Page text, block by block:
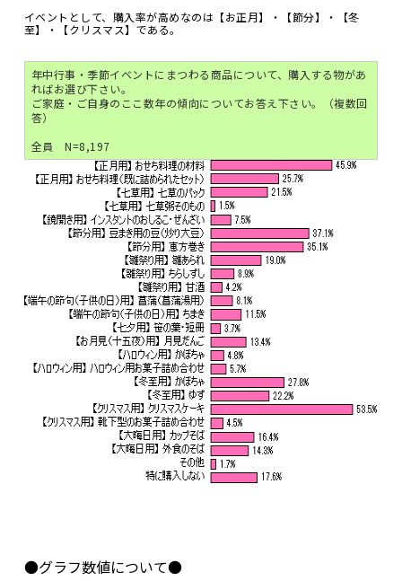
イベントとして、購入率が高めなのは【お正月】・【節分】・【冬
至】・【クリスマス】である。
年中行事・季節イベントにまつわる商品について、購入する物があ
ればお選び下さい。
ご家庭・ご自身のここ数年の傾向についてお答え下さい。（複数回
答）
全員 N=8,197
●グラフ数値について●